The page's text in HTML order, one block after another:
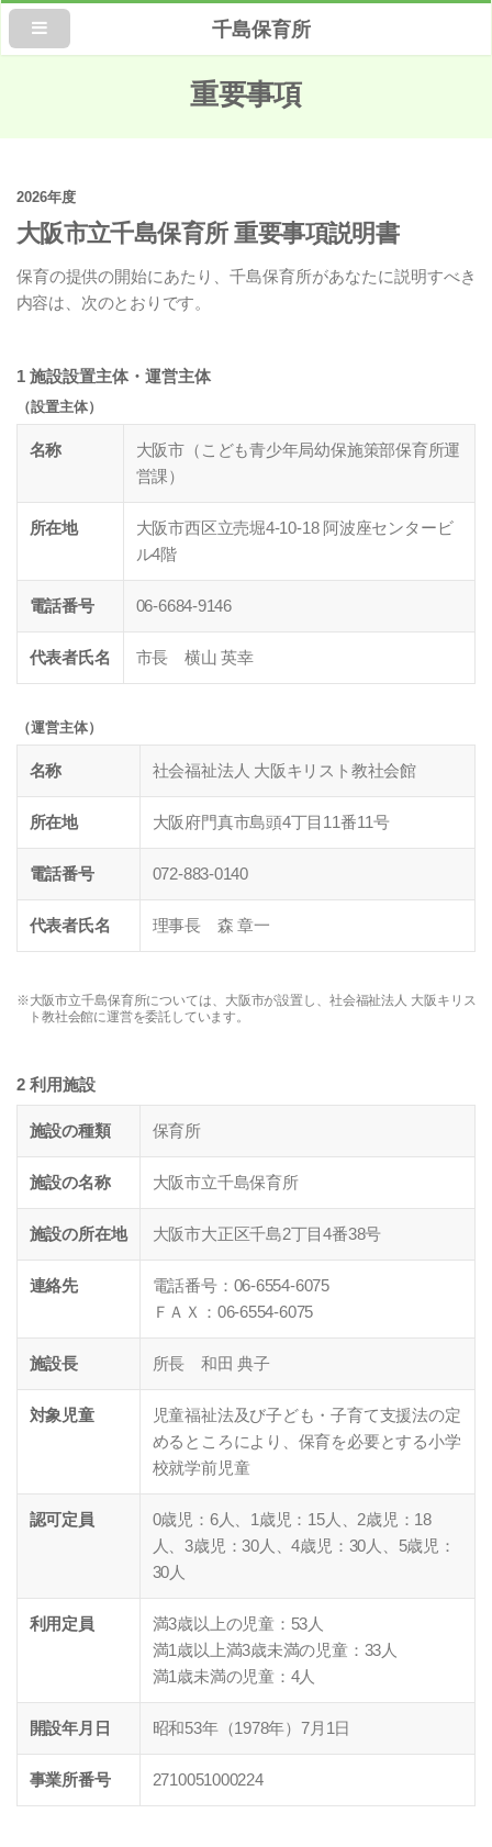
千島保育所
重要事項
2026年度
大阪市立千島保育所 重要事項説明書
保育の提供の開始にあたり、千島保育所があなたに説明すべき
内容は、次のとおりです。
1 施設設置主体・運営主体
（設置主体）
名称
大阪市（こども青少年局幼保施策部保育所運
営課）
所在地
大阪市西区立売堀4-10-18 阿波座センタービ
ル4階
電話番号 06-6684-9146
代表者氏名 市長 横山 英幸
（運営主体）
名称 社会福祉法人 大阪キリスト教社会館
所在地 大阪府門真市島頭4丁目11番11号
電話番号 072-883-0140
代表者氏名 理事長 森 章一
※大阪市立千島保育所については、大阪市が設置し、社会福祉法人 大阪キリス
ト教社会館に運営を委託しています。
2 利用施設
施設の種類 保育所
施設の名称 大阪市立千島保育所
施設の所在地 大阪市大正区千島2丁目4番38号
連絡先
電話番号：06-6554-6075
ＦＡＸ：06-6554-6075
施設長 所長 和田 典子
対象児童
児童福祉法及び子ども・子育て支援法の定
めるところにより、保育を必要とする小学
校就学前児童
認可定員
0歳児：6人、1歳児：15人、2歳児：18
人、3歳児：30人、4歳児：30人、5歳児：
30人
利用定員
満3歳以上の児童：53人
満1歳以上満3歳未満の児童：33人
満1歳未満の児童：4人
開設年月日 昭和53年（1978年）7月1日
事業所番号 2710051000224